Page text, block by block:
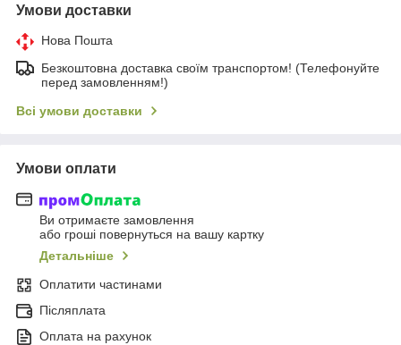
Умови доставки
Нова Пошта
Безкоштовна доставка своїм транспортом! (Телефонуйте
перед замовленням!)
Всі умови доставки
Умови оплати
Ви отримаєте замовлення
або гроші повернуться на вашу картку
Детальніше
Оплатити частинами
Післяплата
Оплата на рахунок